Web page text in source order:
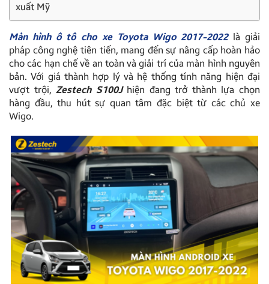
xuất Mỹ
Màn hình ô tô cho xe Toyota Wigo 2017-2022là giải
pháp công nghệ tiên tiến, mang đến sự nâng cấp hoàn hảo
cho các hạn chế về an toàn và giải trí của màn hình nguyên
bản. Với giá thành hợp lý và hệ thống tính năng hiện đại
vượt trội,Zestech S100Jhiện đang trở thành lựa chọn
hàng đầu, thu hút sự quan tâm đặc biệt từ các chủ xe
Wigo.